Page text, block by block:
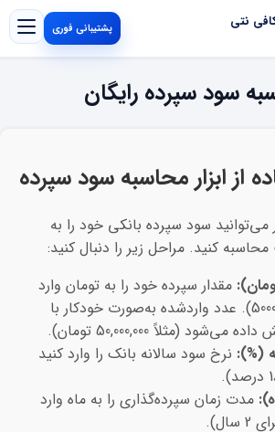
نتی پشتیبانی فوری
سود سپرده رایگان
از ابزار محاسبه سود سپرده
می‌توانید سود سپرده بانکی خود را به
کنید. مراحل زیر را دنبال کنید:
مقدار سپرده خود را به تومان وارد
کنید (مثلاً 50000000). عدد واردشده به‌صورت خودکار با
(مثلاً 50,000,000 تومان).
(%): نرخ سود سالانه بانک را وارد کنید
مدت زمان سپرده‌گذاری را به ماه وارد